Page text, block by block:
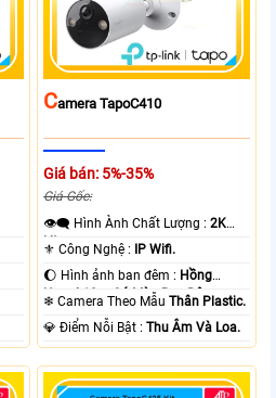
CAmera TapoC410
Giá bán: 5%-35%
Giá Gốc:
👁️‍🗨 Hình Ành Chất Lượng :2K
Lite .
⚜️ Công Nghệ : IP Wifi.
🌔 Hình ảnh ban đêm : Hồng
Ngoại 10m Có Màu Ban Ðêm.
❄ Camera Theo MẫuThân Plastic.
️💎 Điểm Nỗi Bật :Thu Âm Và Loa.